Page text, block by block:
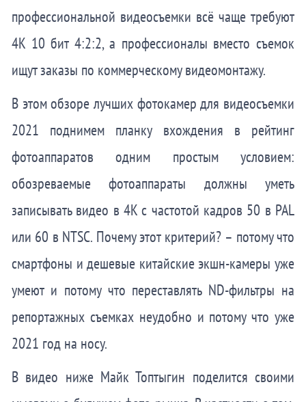
профессиональной видеосъемки всё чаще требуют
4K 10 бит 4:2:2, а профессионалы вместо съемок
ищут заказы по коммерческому видеомонтажу.
В этом обзоре лучших фотокамер для видеосъемки
2021 поднимем планку вхождения в рейтинг
фотоаппаратов одним простым условием:
обозреваемые фотоаппараты должны уметь
записывать видео в 4K с частотой кадров 50 в PAL
или 60 в NTSC. Почему этот критерий? – потому что
смартфоны и дешевые китайские экшн-камеры уже
умеют и потому что переставлять ND-фильтры на
репортажных съемках неудобно и потому что уже
2021 год на носу.
В видео ниже Майк Топтыгин поделится своими